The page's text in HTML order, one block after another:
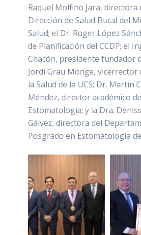
Raquel Molfino Jara, directora
Dirección de Salud Bucal del
Salud; el Dr. Roger López
de Planificación del CCDP; el
Chacón, presidente fundador
Jordi Grau Monge, vicerrector
la Salud de la UCS; Dr. Martín
Méndez, director académico
Estomatología; y la Dra.
Gálvez, directora del
Posgrado en Estomatología de